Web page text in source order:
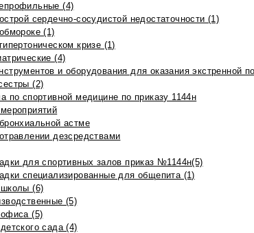
(4)
сердечно-сосудистой недостаточности (1)
(1)
кризе (1)
(4)
и оборудования для оказания экстренной
(2)
по спортивной медицине по приказу 1144н
астме
дезсредствами
для спортивных залов приказ №1144н(5)
специализированные для общепита (1)
(6)
(5)
(5)
сада (4)